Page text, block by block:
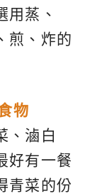
用蒸、
煎、炸的
物
、滷白
好有一餐
青菜的份